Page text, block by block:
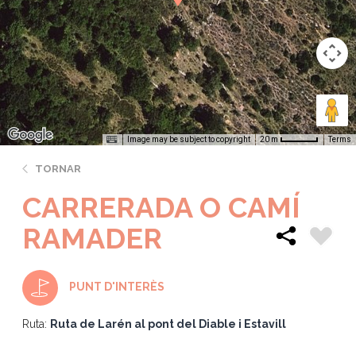
Image may be subject to copyright 20 m Terms
TORNAR
CARRERADA O CAMÍ
RAMADER
PUNT D'INTERÈS
Ruta: Ruta de Larén al pont del Diable i Estavill